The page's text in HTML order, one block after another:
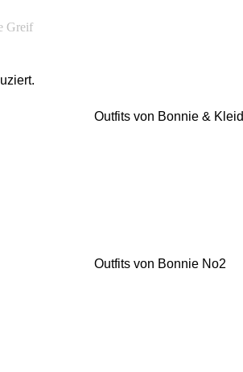
Greif
& Kleid
No2